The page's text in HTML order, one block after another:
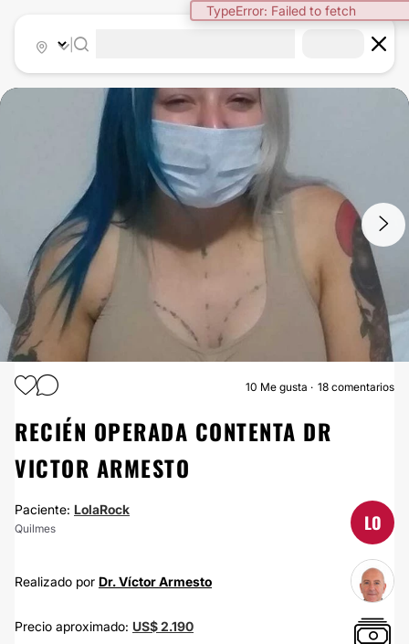
TypeError: Failed to fetch
AUMENTO MAMAS
10 Me gusta 18 comentarios
RECIÉN OPERADA CONTENTA DR
VICTOR ARMESTO
Paciente: LolaRock
Quilmes LO
Realizado por Dr. Víctor Armesto
Precio aproximado: US$ 2.190